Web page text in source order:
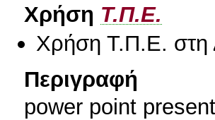
Χρήση Τ.Π.Ε.
Χρήση Τ.Π.Ε. στη
Περιγραφή
power point